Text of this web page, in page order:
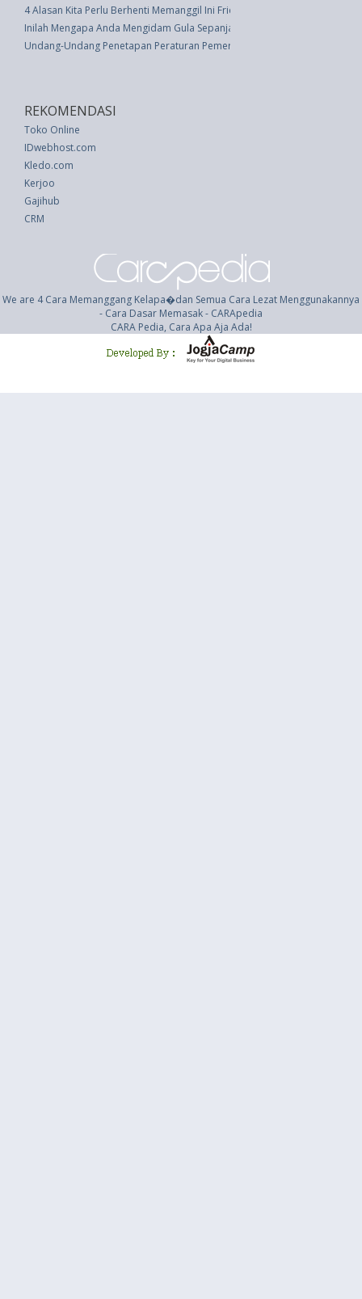
4 Alasan Kita Perlu Berhenti Memanggil Ini Friend Zone?
Inilah Mengapa Anda Mengidam Gula Sepanjang Waktu�Plus Tips
Undang-Undang Penetapan Peraturan Pemerintah Pengganti Undang-
REKOMENDASI
Toko Online
IDwebhost.com
Kledo.com
Kerjoo
Gajihub
CRM
We are 4 Cara Memanggang Kelapa�dan Semua Cara Lezat Menggunakannya
- Cara Dasar Memasak - CARApedia
CARA Pedia, Cara Apa Aja Ada!